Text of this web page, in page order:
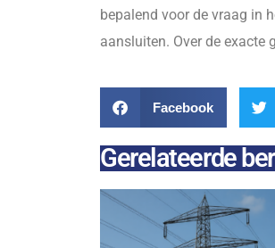
bepalend voor de vraag in
aansluiten. Over de exacte
Facebook
Gerelateerde